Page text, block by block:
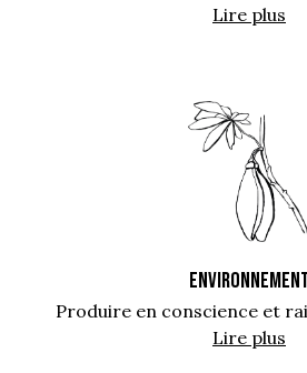
Lire plus
Produire en conscience et
Lire plus